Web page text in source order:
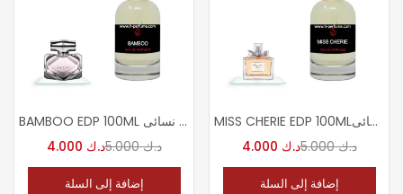
BAMBOO EDP 100ML عطر بامبو نسائى
د.ك
د.ك5.000
إضافة إلى السلة
MISS CHERIE EDP 100MLعطر ميس شارى نسائى
د.ك
د.ك5.000
إضافة إلى السلة